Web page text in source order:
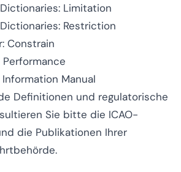
Limitation
Restriction
Constrain
Manual
Definitionen und regulatorische
Sie bitte die ICAO-
die Publikationen Ihrer